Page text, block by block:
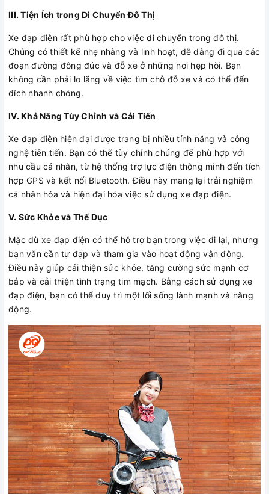
III. Tiện Ích trong Di Chuyển Đô Thị
Xe đạp điện rất phù hợp cho việc di chuyển trong đô thị.
Chúng có thiết kế nhẹ nhàng và linh hoạt, dễ dàng đi qua các
đoạn đường đông đúc và đỗ xe ở những nơi hẹp hòi. Bạn
không cần phải lo lắng về việc tìm chỗ đỗ xe và có thể đến
đích nhanh chóng.
IV. Khả Năng Tùy Chỉnh và Cải Tiến
Xe đạp điện hiện đại được trang bị nhiều tính năng và công
nghệ tiên tiến. Bạn có thể tùy chỉnh chúng để phù hợp với
nhu cầu cá nhân, từ hệ thống trợ lực điện thông minh đến tích
hợp GPS và kết nối Bluetooth. Điều này mang lại trải nghiệm
cá nhân hóa và hiện đại hóa việc sử dụng xe đạp điện.
V. Sức Khỏe và Thể Dục
Mặc dù xe đạp điện có thể hỗ trợ bạn trong việc đi lại, nhưng
bạn vẫn cần tự đạp và tham gia vào hoạt động vận động.
Điều này giúp cải thiện sức khỏe, tăng cường sức mạnh cơ
bắp và cải thiện tình trạng tim mạch. Bằng cách sử dụng xe
đạp điện, bạn có thể duy trì một lối sống lành mạnh và năng
động.